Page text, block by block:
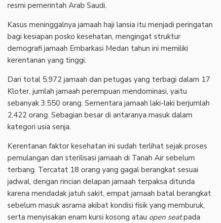
resmi pemerintah Arab Saudi.
Kasus meninggalnya jamaah haji lansia itu menjadi peringatan
bagi kesiapan posko kesehatan, mengingat struktur
demografi jamaah Embarkasi Medan tahun ini memiliki
kerentanan yang tinggi.
Dari total 5.972 jamaah dan petugas yang terbagi dalam 17
Kloter, jumlah jamaah perempuan mendominasi, yaitu
sebanyak 3.550 orang. Sementara jamaah laki-laki berjumlah
2.422 orang. Sebagian besar di antaranya masuk dalam
kategori usia senja.
Kerentanan faktor kesehatan ini sudah terlihat sejak proses
pemulangan dan sterilisasi jamaah di Tanah Air sebelum
terbang. Tercatat 18 orang yang gagal berangkat sesuai
jadwal, dengan rincian delapan jamaah terpaksa ditunda
karena mendadak jatuh sakit, empat jamaah batal berangkat
sebelum masuk asrama akibat kondisi fisik yang memburuk,
serta menyisakan enam kursi kosong atau open seatpada